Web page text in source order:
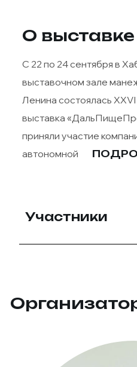
О выставке
С 22 по 24 сентября в
выставочном зале
Ленина состоялась
выставка
приняли участие
автономной
Участники